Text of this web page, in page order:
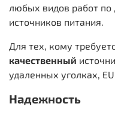
любых видов работ по
источников питания.
Для тех, кому
качественный
удаленных уголках,
Надежность